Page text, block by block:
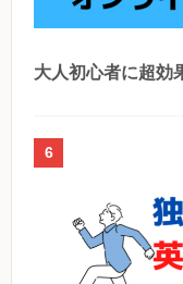
大人初心者に超効
6